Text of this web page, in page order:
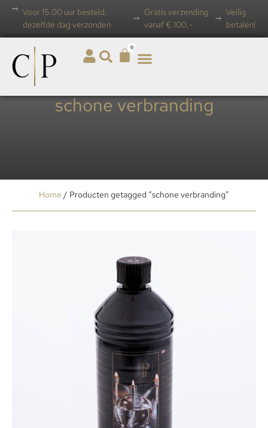
Voor 15.00 uur besteld,
dezelfde dag verzonden
Gratis verzending
vanaf € 100,-
Veilig
betalen!
0
schone verbranding
Home / Producten getagged “schone verbranding”